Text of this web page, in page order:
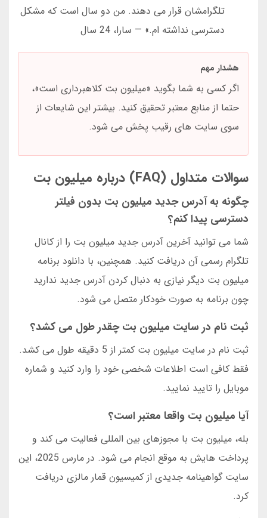
تلگرامشان قرار می دهند. من دو سال است که مشکل
دسترسی نداشته ام.» — سارا، 24 سال
هشدار مهم
اگر کسی به شما بگوید «میلیون بت کلاهبرداری است»،
حتما از منابع معتبر تحقیق کنید. بیشتر این شایعات از
سوی سایت های رقیب پخش می شود.
سوالات متداول (FAQ) درباره میلیون بت
چگونه به آدرس جدید میلیون بت بدون فیلتر
دسترسی پیدا کنم؟
شما می توانید آخرین آدرس جدید میلیون بت را از کانال
تلگرام رسمی آن دریافت کنید. همچنین، با دانلود برنامه
میلیون بت دیگر نیازی به دنبال کردن آدرس جدید ندارید
چون برنامه به صورت خودکار متصل می شود.
ثبت نام در سایت میلیون بت چقدر طول می کشد؟
ثبت نام در سایت میلیون بت کمتر از 5 دقیقه طول می کشد.
فقط کافی است اطلاعات شخصی خود را وارد کنید و شماره
موبایل را تایید نمایید.
آیا میلیون بت واقعا معتبر است؟
بله، میلیون بت با مجوزهای بین المللی فعالیت می کند و
پرداخت هایش به موقع انجام می شود. در مارس 2025، این
سایت گواهینامه جدیدی از کمیسیون قمار مالزی دریافت
کرد.